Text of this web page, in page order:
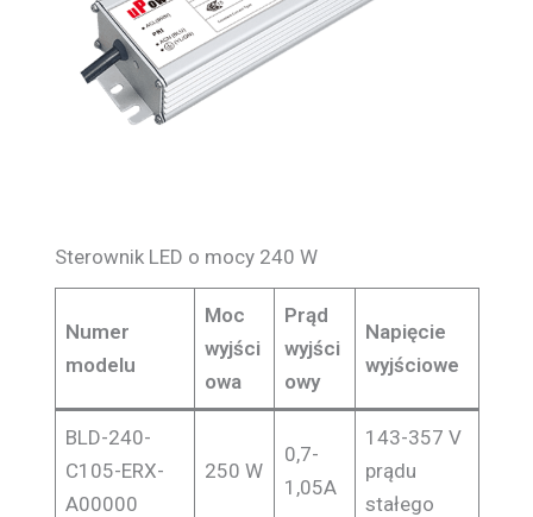
Sterownik LED o mocy 240 W
Numer
modelu
Moc
wyjści
owa
Prąd
wyjści
owy
Napięcie
wyjściowe
BLD-240-
C105-ERX-
A00000
250 W
0,7-
1,05A
143-357 V
prądu
stałego